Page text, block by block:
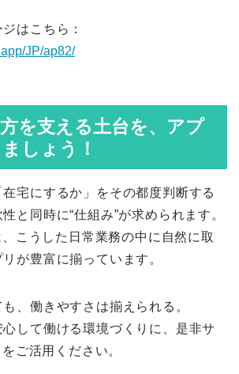
はこちら：
JP/ap82/
を支える土台を、アプ
しょう！
在宅にするか」をその都度判断する
と同時に“仕組み”が求められます。
こうした日常業務の中に自然に取
が豊富に揃っています。
、働きやすさは揃えられる。
して働ける環境づくりに、是非サ
ご活用ください。